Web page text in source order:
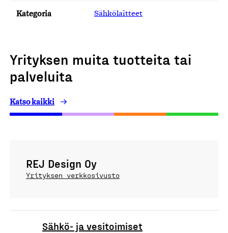
Kategoria Sähkölaitteet
Yrityksen muita tuotteita tai
palveluita
Katso kaikki
REJ Design Oy
Yrityksen verkkosivusto
Sähkö- ja vesitoimiset